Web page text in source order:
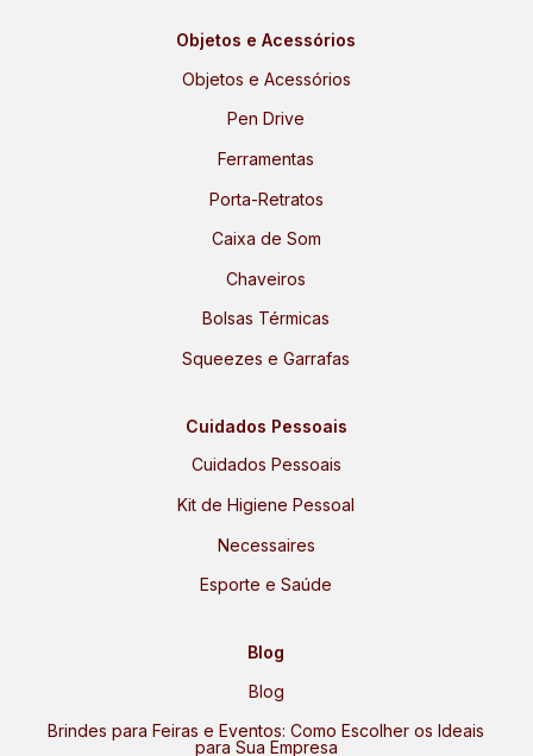
Objetos e Acessórios
Objetos e Acessórios
Pen Drive
Ferramentas
Porta-Retratos
Caixa de Som
Chaveiros
Bolsas Térmicas
Squeezes e Garrafas
Cuidados Pessoais
Cuidados Pessoais
Kit de Higiene Pessoal
Necessaires
Esporte e Saúde
Blog
Blog
Brindes para Feiras e Eventos: Como Escolher os Ideais
para Sua Empresa